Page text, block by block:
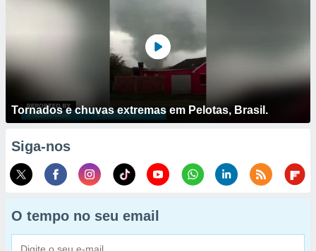
Tornados e chuvas extremas em Pelotas, Brasil.
Siga-nos
O tempo no seu email